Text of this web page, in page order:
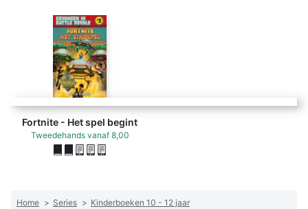
Fortnite - Het spel begint
Tweedehands vanaf 8,00
Home > Series > Kinderboeken 10 - 12 jaar